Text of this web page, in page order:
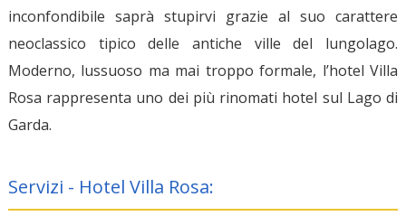
inconfondibile saprà stupirvi grazie al suo carattere
neoclassico tipico delle antiche ville del lungolago.
Moderno, lussuoso ma mai troppo formale, l’hotel Villa
Rosa rappresenta uno dei più rinomati hotel sul Lago di
Garda.
Servizi - Hotel Villa Rosa: